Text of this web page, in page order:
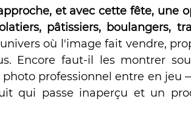
et avec cette fête, une
pâtissiers, boulangers,
où l'image fait vendre,
Encore faut-il les montrer
professionnel entre en
qui passe inaperçu et un